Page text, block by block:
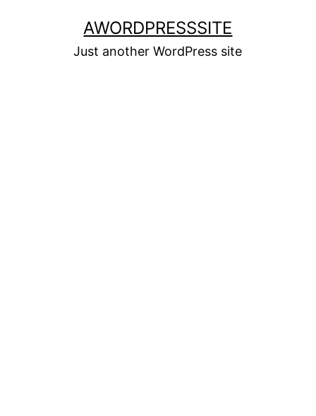
AWORDPRESSSITE
Just another WordPress site